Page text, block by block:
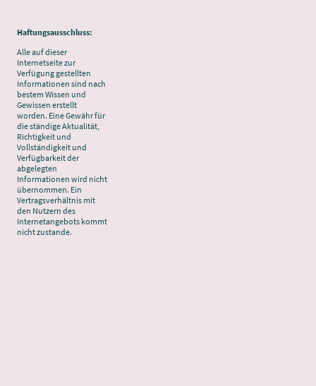
Haftungsausschluss:
Alle auf dieser
Internetseite zur
Verfügung gestellten
Informationen sind nach
bestem Wissen und
Gewissen erstellt
worden. Eine Gewähr für
die ständige Aktualität,
Richtigkeit und
Vollständigkeit und
Verfügbarkeit der
abgelegten
Informationen wird nicht
übernommen. Ein
Vertragsverhältnis mit
den Nutzern des
Internetangebots kommt
nicht zustande.